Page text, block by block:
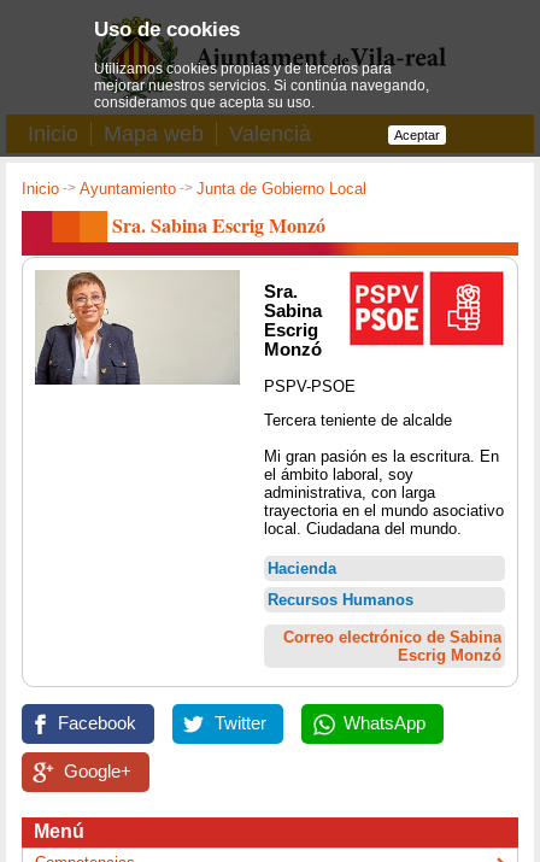
Inicio Mapa web Valencià
Inicio ->Ayuntamiento ->Junta de Gobierno Local
Sra. Sabina Escrig Monzó
Sra.
Sabina
Escrig
Monzó
PSPV-PSOE
Tercera teniente de alcalde
Mi gran pasión es la escritura. En
el ámbito laboral, soy
administrativa, con larga
trayectoria en el mundo asociativo
local. Ciudadana del mundo.
Hacienda
Recursos Humanos
Correo electrónico de Sabina
Escrig Monzó
Facebook Twitter WhatsApp
Google+
Menú
Uso de cookies
Utilizamos cookies propias y de terceros para
mejorar nuestros servicios. Si continúa navegando,
consideramos que acepta su uso.
Aceptar